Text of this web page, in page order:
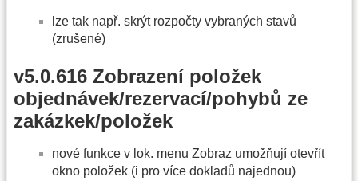
lze tak např. skrýt rozpočty vybraných stavů
(zrušené)
v5.0.616 Zobrazení položek
objednávek/rezervací/pohybů ze
zakázkek/položek
nové funkce v lok. menu Zobraz umožňují otevřít
okno položek (i pro více dokladů najednou)